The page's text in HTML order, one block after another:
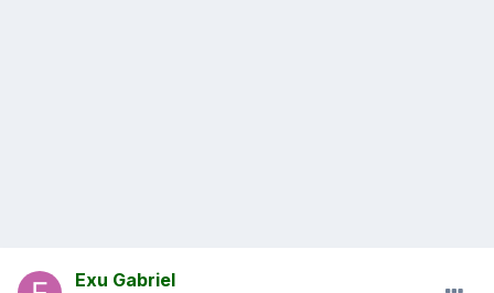
Exu Gabriel